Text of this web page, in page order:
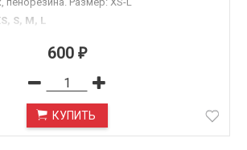
S, M, L
600 ₽
КУПИТЬ